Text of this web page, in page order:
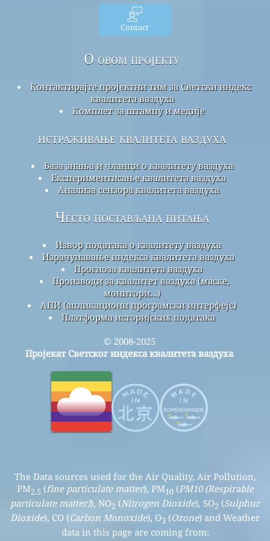
Contact
О овом пројекту
Контактирајте пројектни тим за Светски индекс
квалитета ваздуха
Комплет за штампу и медије
истраживање квалитета ваздуха
База знања и чланци о квалитету ваздуха
Експериментисање квалитета ваздуха
Анализа сензора квалитета ваздуха
Често постављана питања
Извор података о квалитету ваздуха
Израчунавање индекса квалитета ваздуха
Прогноза квалитета ваздуха
Производи за квалитет ваздуха (маске,
монитори...)
АПИ (апликациони програмски интерфејс)
Платформа историјских података
© 2008-2025
Пројекат Светског индекса квалитета ваздуха
The Data sources used for the Air Quality, Air Pollution,
PM2.5 (fine particulate matter), PM10(PM10 (Respirable
particulate matter)), NO2 (Nitrogen Dioxide), SO2 (Sulphur
Dioxide), CO (Carbon Monoxide), O3 (Ozone) and Weather
data in this page are coming from: